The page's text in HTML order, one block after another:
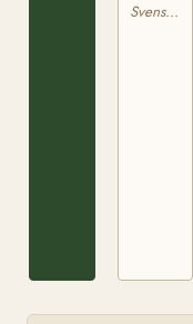
Svensk Varmblodig Ridhäst